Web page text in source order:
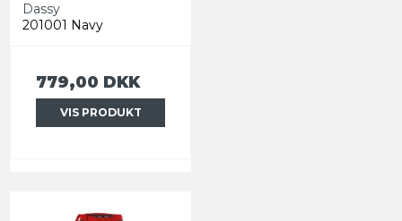
Dassy
201001 Navy
779,00 DKK
VIS PRODUKT